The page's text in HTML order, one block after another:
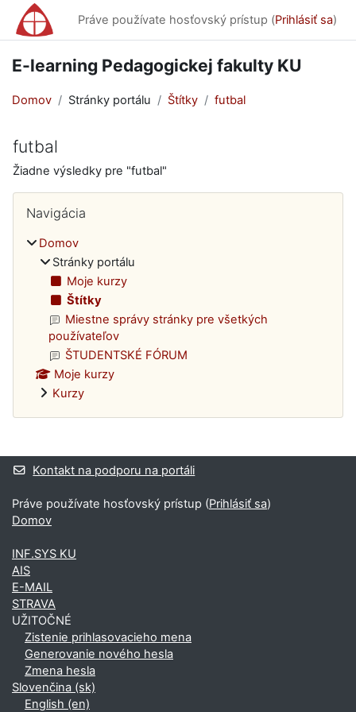
Preskočiť na hlavný obsah
Práve používate hosťovský prístup (Prihlásiť sa)
E-learning Pedagogickej fakulty KU
Domov Stránky portálu Štítky futbal
futbal
Žiadne výsledky pre "futbal"
Bloky
Navigácia
Domov
Stránky portálu
Moje kurzy
Štítky
Miestne správy stránky pre všetkých
používateľov
ŠTUDENTSKÉ FÓRUM
Moje kurzy
Kurzy
Dodatočné bloky
Kontakt na podporu na portáli
Práve používate hosťovský prístup (Prihlásiť sa)
Domov
INF.SYS KU
AIS
E-MAIL
STRAVA
UŽITOČNÉ
Zistenie prihlasovacieho mena
Generovanie nového hesla
Zmena hesla
Slovenčina ‎(sk)‎
English ‎(en)‎